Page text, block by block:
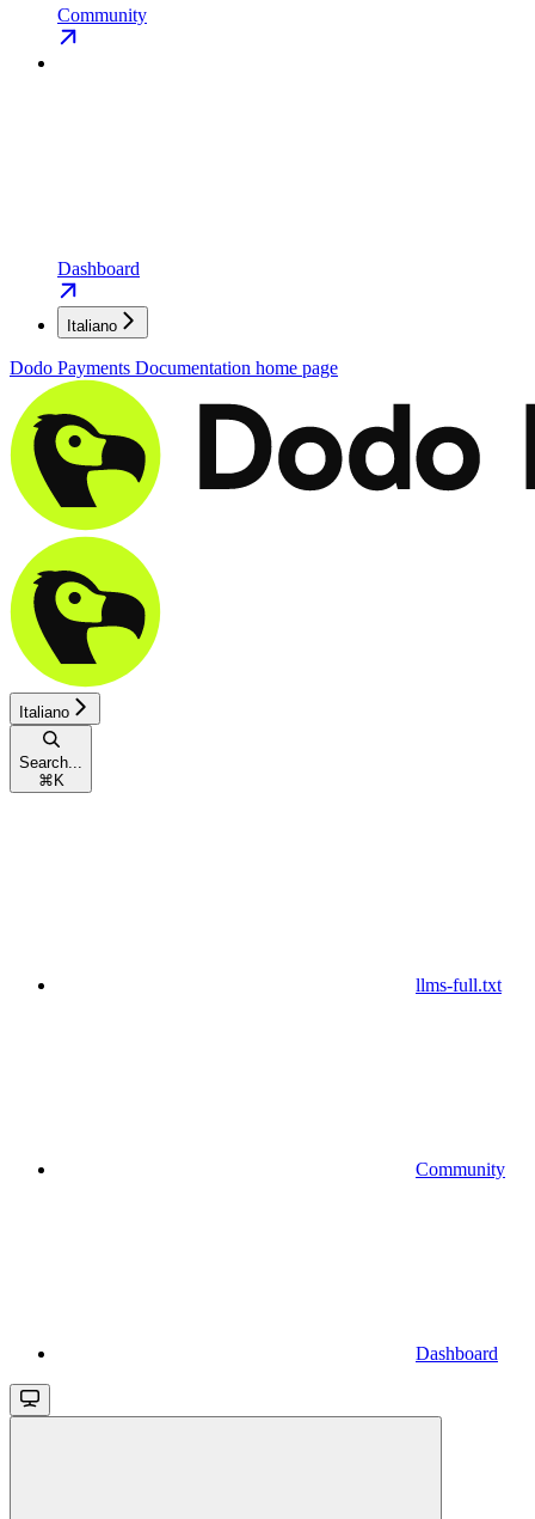
Community
Dashboard
Italiano
Dodo Payments Documentation home page
Italiano
Search...
⌘ K
llms-full.txt
Community
Dashboard